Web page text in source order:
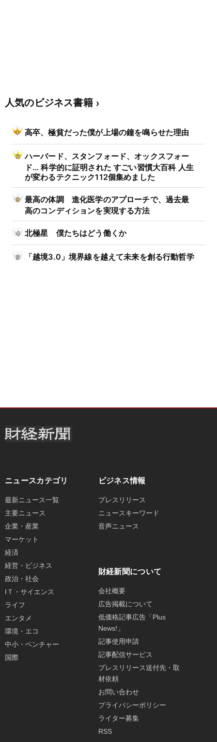
人気のビジネス書籍
高卒、極貧だった僕が上場の鐘を鳴らせた理由
ハーバード、スタンフォード、オックスフォー
ド… 科学的に証明された すごい習慣大百科 人生
が変わるテクニック112個集めました
最高の体調 進化医学のアプローチで、過去最
高のコンディションを実現する方法
北極星 僕たちはどう働くか
「越境3.0」境界線を越えて未来を創る行動哲学
ニュースカテゴリ
最新ニュース一覧
主要ニュース
企業・産業
マーケット
経済
経営・ビジネス
政治・社会
IＴ・サイエンス
ライフ
エンタメ
環境・エコ
中小・ベンチャー
国際
ビジネス情報
プレスリリース
ニュースキーワード
音声ニュース
財経新聞について
会社概要
広告掲載について
低価格記事広告「Plus
News!」
記事使用申請
記事配信サービス
プレスリリース送付先・取
材依頼
お問い合わせ
プライバシーポリシー
ライター募集
RSS